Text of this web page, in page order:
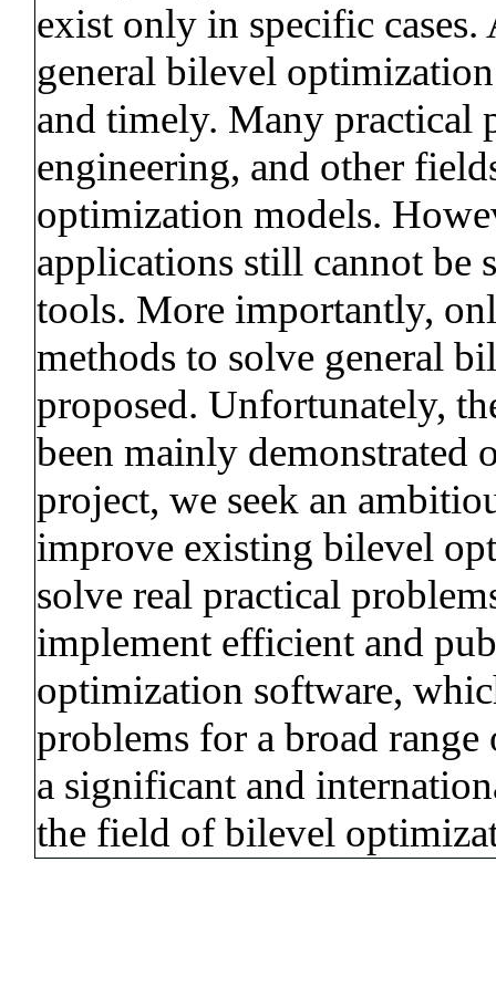
exist only in specific
general bilevel
and timely. Many practical
engineering, and other
optimization models.
applications still cannot
tools. More importantly,
methods to solve general
proposed. Unfortunately,
been mainly demonstrated
project, we seek an
improve existing bilevel
solve real practical
implement efficient and
optimization software,
problems for a broad
a significant and
the field of bilevel